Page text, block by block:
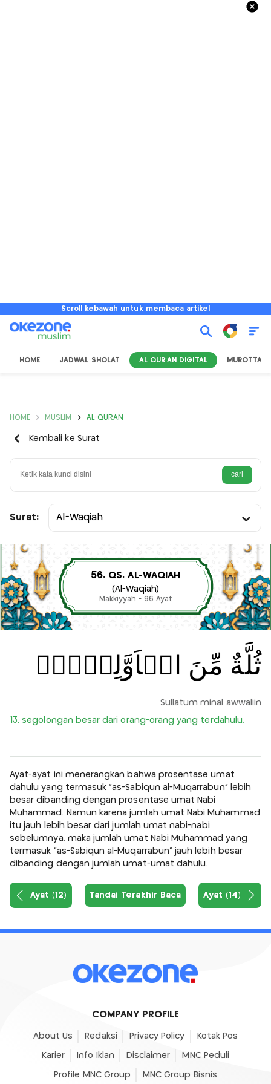
Scroll kebawah untuk membaca artikel
HOME JADWAL SHOLAT AL QUR'AN DIGITAL MUROTTAL
HOME MUSLIM AL-QURAN
Kembali ke Surat
Surat: Al-Waqiah
56. QS. AL-WAQIAH
(Al-Waqiah)
Makkiyyah - 96 Ayat
ثُلَّةٌ مِّنَ الۡاَوَّلِيۡنَۙ‏
Sullatum minal awwaliin
13. segolongan besar dari orang-orang yang terdahulu,
Ayat-ayat ini menerangkan bahwa prosentase umat
dahulu yang termasuk "as-Sabiqun al-Muqarrabun" lebih
besar dibanding dengan prosentase umat Nabi
Muhammad. Namun karena jumlah umat Nabi Muhammad
itu jauh lebih besar dari jumlah umat nabi-nabi
sebelumnya, maka jumlah umat Nabi Muhammad yang
termasuk "as-Sabiqun al-Muqarrabun" jauh lebih besar
dibanding dengan jumlah umat-umat dahulu.
Ayat (12) Tandai Terakhir Baca Ayat (14)
COMPANY PROFILE
About Us Redaksi Privacy Policy Kotak Pos
Karier Info Iklan Disclaimer MNC Peduli
Profile MNC Group MNC Group Bisnis